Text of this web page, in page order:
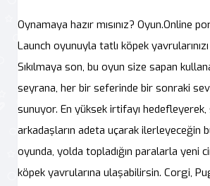
Oynamaya hazır mısınız? Oyun.Online
Launch oyunuyla tatlı köpek
Sıkılmaya son, bu oyun size sapan
seyrana, her bir seferinde bir sonraki
sunuyor. En yüksek irtifayı
arkadaşların adeta uçarak ilerleyeceğin
oyunda, yolda topladığın paralarla yeni
köpek yavrularına ulaşabilirsin. Corgi,